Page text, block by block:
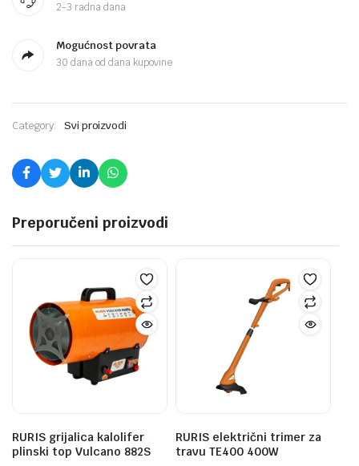
2-3 radna dana
Mogućnost povrata
30 dana od dana kupovine
Category: Svi proizvodi
Preporučeni proizvodi
RURIS grijalica kalolifer
plinski top Vulcano 882S
RURIS električni trimer za
travu TE400 400W